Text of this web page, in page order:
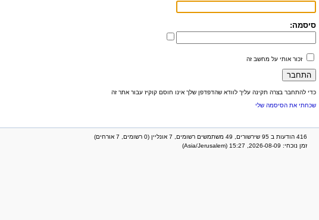
סיסמה:
זכור אותי על מחשב זה
כדי להתחבר בצרה תקינה עליך לוודא שהדפדפן שלך אינו חוסם קוקיז עבור אתר זה
שכחתי את הסיסמה שלי
416 הודעות ב 95 שירשורים, 49 משתמשים רשומים, 7 אונליין (0 רשומים, 7 אורחים)
זמן נוכחי: 2026-08-09, 15:27 (Asia/Jerusalem)